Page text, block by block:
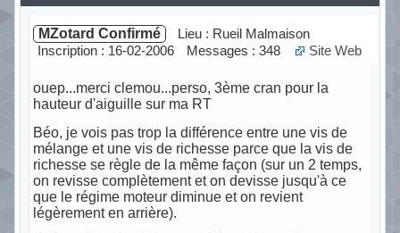
MZotard Confirmé
Lieu : Rueil Malmaison
Inscription : 16-02-2006
Messages : 348 Site Web
ouep...merci clemou...perso, 3ème cran pour la
hauteur d'aiguille sur ma RT
Béo, je vois pas trop la différence entre une vis de
mélange et une vis de richesse parce que la vis de
richesse se règle de la même façon (sur un 2 temps,
on revisse complètement et on devisse jusqu'à ce
que le régime moteur diminue et on revient
légèrement en arrière).